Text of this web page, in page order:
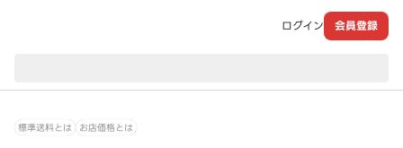
ログイン 会員登録
標準送料とは お店価格とは